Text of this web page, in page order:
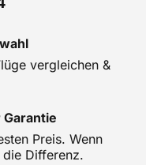
vergleichen &
Preis. Wenn
Differenz.